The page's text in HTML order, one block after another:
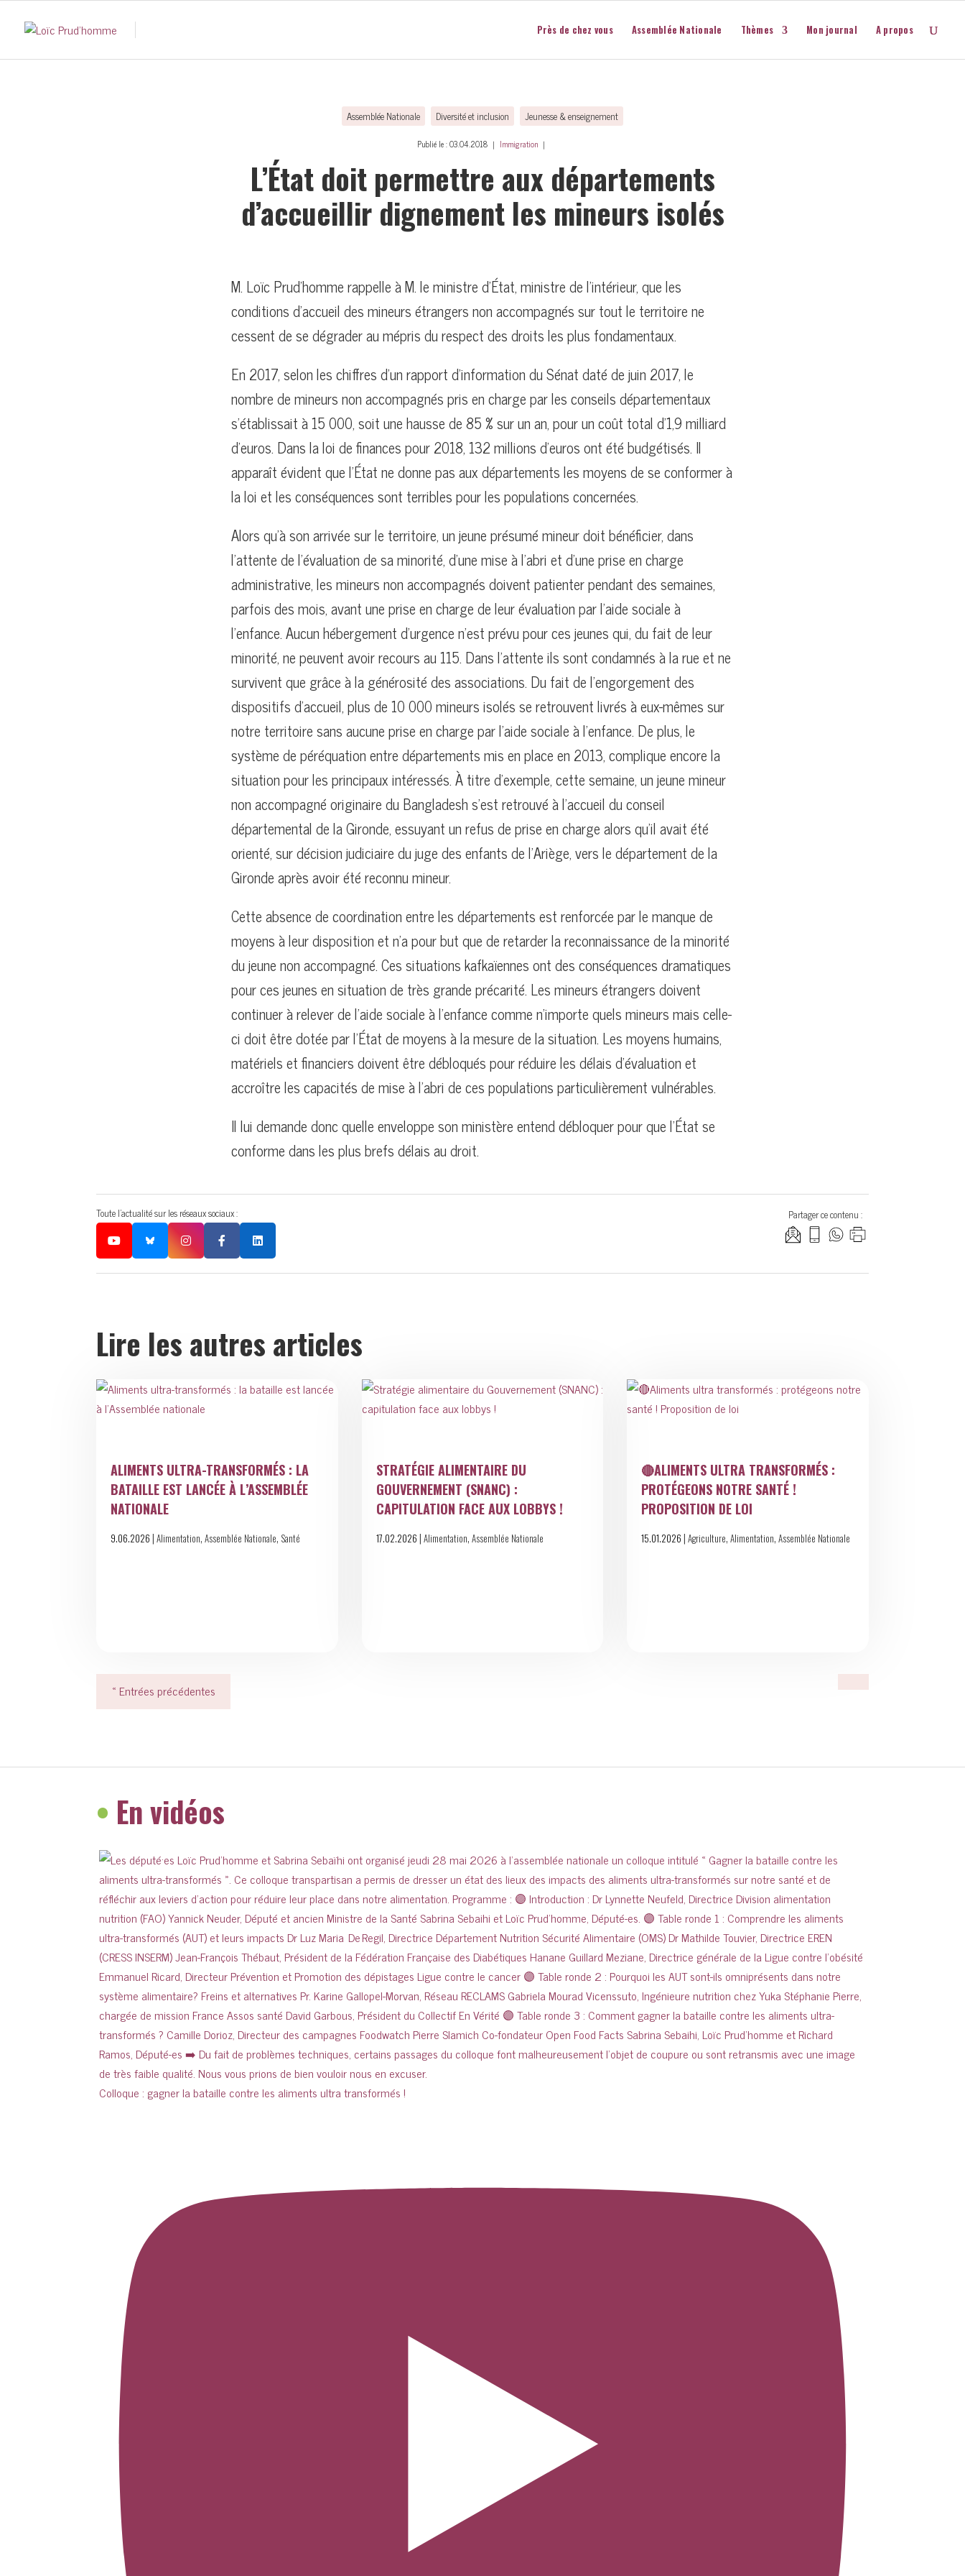
Près de chez vous Assemblée Nationale Thèmes Mon journal A propos
Assemblée Nationale Diversité et inclusion Jeunesse & enseignement
Publié le : 03.04.2018 ｜ Immigration ｜
L’État doit permettre aux départements
d’accueillir dignement les mineurs isolés
M. Loïc Prud’homme rappelle à M. le ministre d’État, ministre de l’intérieur, que les
conditions d’accueil des mineurs étrangers non accompagnés sur tout le territoire ne
cessent de se dégrader au mépris du respect des droits les plus fondamentaux.
En 2017, selon les chiffres d’un rapport d’information du Sénat daté de juin 2017, le
nombre de mineurs non accompagnés pris en charge par les conseils départementaux
s’établissait à 15 000, soit une hausse de 85 % sur un an, pour un coût total d’1,9 milliard
d’euros. Dans la loi de finances pour 2018, 132 millions d’euros ont été budgétisés. Il
apparaît évident que l’État ne donne pas aux départements les moyens de se conformer à
la loi et les conséquences sont terribles pour les populations concernées.
Alors qu’à son arrivée sur le territoire, un jeune présumé mineur doit bénéficier, dans
l’attente de l’évaluation de sa minorité, d’une mise à l’abri et d’une prise en charge
administrative, les mineurs non accompagnés doivent patienter pendant des semaines,
parfois des mois, avant une prise en charge de leur évaluation par l’aide sociale à
l’enfance. Aucun hébergement d’urgence n’est prévu pour ces jeunes qui, du fait de leur
minorité, ne peuvent avoir recours au 115. Dans l’attente ils sont condamnés à la rue et ne
survivent que grâce à la générosité des associations. Du fait de l’engorgement des
dispositifs d’accueil, plus de 10 000 mineurs isolés se retrouvent livrés à eux-mêmes sur
notre territoire sans aucune prise en charge par l’aide sociale à l’enfance. De plus, le
système de péréquation entre départements mis en place en 2013, complique encore la
situation pour les principaux intéressés. À titre d’exemple, cette semaine, un jeune mineur
non accompagné originaire du Bangladesh s’est retrouvé à l’accueil du conseil
départemental de la Gironde, essuyant un refus de prise en charge alors qu’il avait été
orienté, sur décision judiciaire du juge des enfants de l’Ariège, vers le département de la
Gironde après avoir été reconnu mineur.
Cette absence de coordination entre les départements est renforcée par le manque de
moyens à leur disposition et n’a pour but que de retarder la reconnaissance de la minorité
du jeune non accompagné. Ces situations kafkaïennes ont des conséquences dramatiques
pour ces jeunes en situation de très grande précarité. Les mineurs étrangers doivent
continuer à relever de l’aide sociale à l’enfance comme n’importe quels mineurs mais celle-
ci doit être dotée par l’État de moyens à la mesure de la situation. Les moyens humains,
matériels et financiers doivent être débloqués pour réduire les délais d’évaluation et
accroître les capacités de mise à l’abri de ces populations particulièrement vulnérables.
Il lui demande donc quelle enveloppe son ministère entend débloquer pour que l’État se
conforme dans les plus brefs délais au droit.
Partager ce contenu :
Toute l'actualité sur les réseaux sociaux :
Lire les autres articles
ALIMENTS ULTRA-TRANSFORMÉS : LA
BATAILLE EST LANCÉE À L’ASSEMBLÉE
NATIONALE
9.06.2026 |Alimentation,Assemblée Nationale, Santé
STRATÉGIE ALIMENTAIRE DU
GOUVERNEMENT (SNANC) :
CAPITULATION FACE AUX LOBBYS !
17.02.2026 | Alimentation, Assemblée Nationale
🔴ALIMENTS ULTRA TRANSFORMÉS :
PROTÉGEONS NOTRE SANTÉ !
PROPOSITION DE LOI
15.01.2026 | Agriculture, Alimentation, Assemblée Nationale
« Entrées précédentes
• En vidéos
Colloque : gagner la bataille contre les aliments ultra transformés !